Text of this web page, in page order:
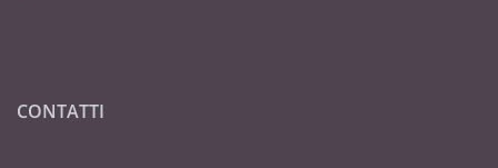
CONTATTI